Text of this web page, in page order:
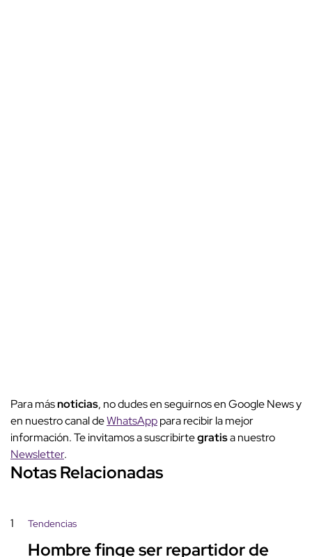
Para másnoticias, no dudes en seguirnos en Google News y
en nuestro canal deWhatsApppara recibir la mejor
información. Te invitamos a suscribirtegratisa nuestro
Newsletter.
Notas Relacionadas
1 Tendencias
Hombre finge ser repartidor de